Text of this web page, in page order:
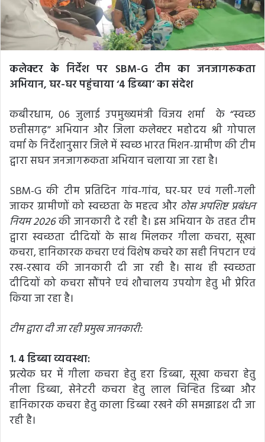
कलेक्टर के निर्देश पर SBM-G टीम का जनजागरूकता
अभियान, घर-घर पहुंचाया ‘4 डिब्बा’ का संदेश
कबीरधाम, 06 जुलाई उपमुख्यमंत्री विजय शर्मा के “स्वच्छ
छत्तीसगढ़” अभियान और जिला कलेक्टर महोदय श्री गोपाल
वर्मा के निर्देशानुसार जिले में स्वच्छ भारत मिशन-ग्रामीण की टीम
द्वारा सघन जनजागरूकता अभियान चलाया जा रहा है।
SBM-G की टीम प्रतिदिन गांव-गांव, घर-घर एवं गली-गली
जाकर ग्रामीणों को स्वच्छता के महत्व और ठोस अपशिष्ट प्रबंधन
नियम 2026की जानकारी दे रही है। इस अभियान के तहत टीम
द्वारा स्वच्छता दीदियों के साथ मिलकर गीला कचरा, सूखा
कचरा, हानिकारक कचरा एवं विशेष कचरे का सही निपटान एवं
रख-रखाव की जानकारी दी जा रही है। साथ ही स्वच्छता
दीदियों को कचरा सौंपने एवं शौचालय उपयोग हेतु भी प्रेरित
किया जा रहा है।
टीम द्वारा दी जा रही प्रमुख जानकारी:
1. 4 डिब्बा व्यवस्था:
प्रत्येक घर में गीला कचरा हेतु हरा डिब्बा, सूखा कचरा हेतु
नीला डिब्बा, सेनेटरी कचरा हेतु लाल चिन्हित डिब्बा और
हानिकारक कचरा हेतु काला डिब्बा रखने की समझाइश दी जा
रही है।